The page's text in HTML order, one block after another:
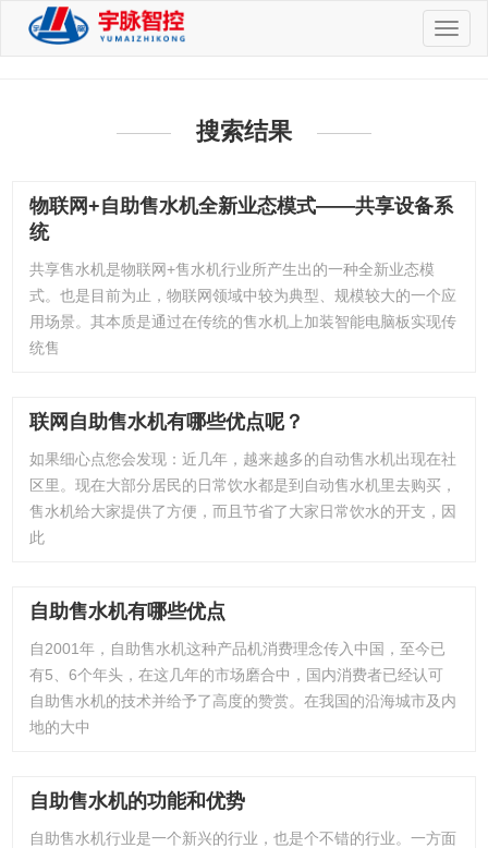
切
换
搜索结果
物联网+自助售水机全新业态模式——共享设备系
统
共享售水机是物联网+售水机行业所产生出的一种全新业态模
式。也是目前为止，物联网领域中较为典型、规模较大的一个应
用场景。其本质是通过在传统的售水机上加装智能电脑板实现传
统售
联网自助售水机有哪些优点呢？
如果细心点您会发现：近几年，越来越多的自动售水机出现在社
区里。现在大部分居民的日常饮水都是到自动售水机里去购买，
售水机给大家提供了方便，而且节省了大家日常饮水的开支，因
此
自助售水机有哪些优点
自2001年，自助售水机这种产品机消费理念传入中国，至今已
有5、6个年头，在这几年的市场磨合中，国内消费者已经认可
自助售水机的技术并给予了高度的赞赏。在我国的沿海城市及内
地的大中
自助售水机的功能和优势
自助售水机行业是一个新兴的行业，也是个不错的行业。一方面